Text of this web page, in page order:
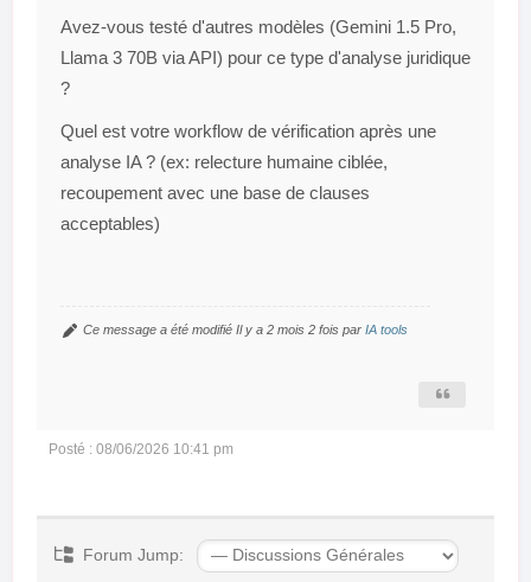
Avez-vous testé d'autres modèles (Gemini 1.5 Pro,
Llama 3 70B via API) pour ce type d'analyse juridique
?
Quel est votre workflow de vérification après une
analyse IA ? (ex: relecture humaine ciblée,
recoupement avec une base de clauses
acceptables)
Ce message a été modifié Il y a 2 mois 2 fois par IA tools
Posté : 08/06/2026 10:41 pm
Forum Jump: